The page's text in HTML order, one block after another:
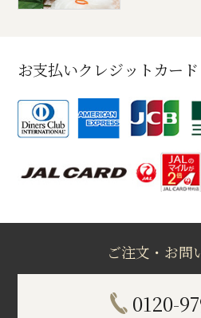
お支払いクレジットカード
ご注文・お問
0120-